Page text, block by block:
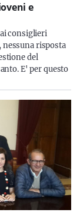
e
consiglieri
nessuna risposta
del
E' per questo